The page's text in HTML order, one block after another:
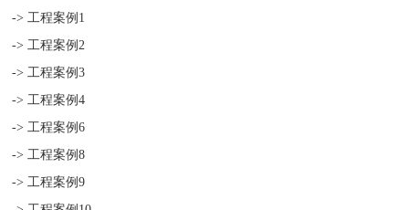
-> 工程案例1
-> 工程案例2
-> 工程案例3
-> 工程案例4
-> 工程案例6
-> 工程案例8
-> 工程案例9